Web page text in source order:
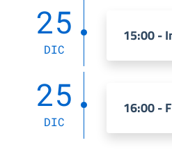
25
DIC
15:00 -
25
DIC
16:00 -